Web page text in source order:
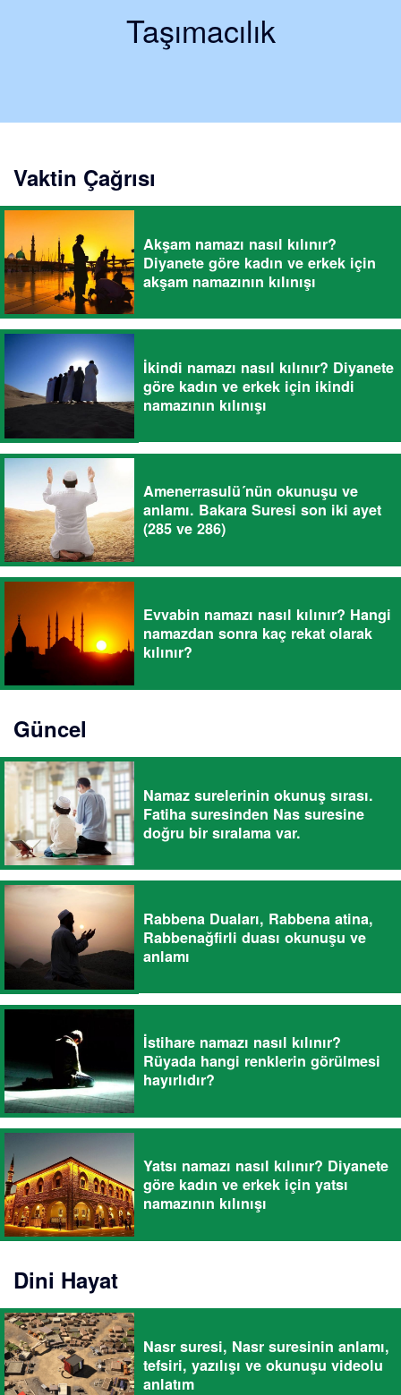
Taşımacılık
Vaktin Çağrısı
Akşam namazı nasıl kılınır?
Diyanete göre kadın ve erkek için
akşam namazının kılınışı
İkindi namazı nasıl kılınır? Diyanete
göre kadın ve erkek için ikindi
namazının kılınışı
Amenerrasulü´nün okunuşu ve
anlamı. Bakara Suresi son iki ayet
(285 ve 286)
Evvabin namazı nasıl kılınır? Hangi
namazdan sonra kaç rekat olarak
kılınır?
Güncel
Namaz surelerinin okunuş sırası.
Fatiha suresinden Nas suresine
doğru bir sıralama var.
Rabbena Duaları, Rabbena atina,
Rabbenağfirli duası okunuşu ve
anlamı
İstihare namazı nasıl kılınır?
Rüyada hangi renklerin görülmesi
hayırlıdır?
Yatsı namazı nasıl kılınır? Diyanete
göre kadın ve erkek için yatsı
namazının kılınışı
Dini Hayat
Nasr suresi, Nasr suresinin anlamı,
tefsiri, yazılışı ve okunuşu videolu
anlatım